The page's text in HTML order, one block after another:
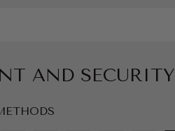
AND SECURITY